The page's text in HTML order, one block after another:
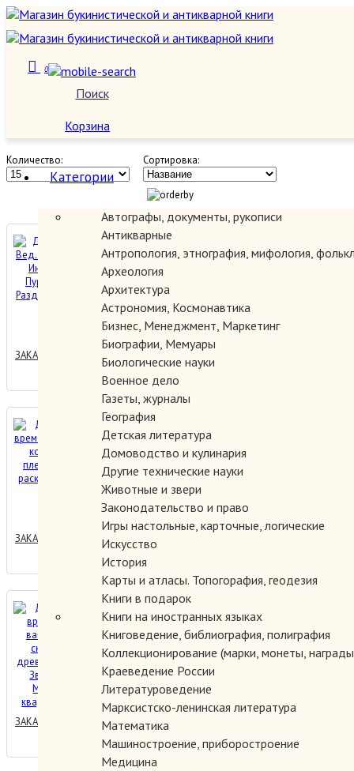
Поиск
0
Корзина
Категории
Автографы, документы, рукописи
Антикварные
Антропология, этнография, мифология,
Археология
Архитектура
Астрономия, Космонавтика
Бизнес, Менеджмент, Маркетинг
Биографии, Мемуары
Биологические науки
Военное дело
Газеты, журналы
География
Детская литература
Домоводство и кулинария
Другие технические науки
Животные и звери
Законодательство и право
Игры настольные, карточные, логические
Искусство
История
Карты и атласы. Топогорафия, геодезия
Книги в подарок
Книги на иностранных языках
Книговедение, библиография, полиграфия
Коллекционирование (марки, монеты,
Краеведение России
Литературоведение
Марксистско-ленинская литература
Математика
Машиностроение, приборостроение
Медицина
Магия, оккультизм, астрология
Количество: Сортировка:
Древние тексты Вед. Мифы
Древней Индии. Сканда
Пурана. Книга 1. Раздел 2.
Главы 7-13
200.00 руб.
ЗАКАЗАТЬ
Древняя книга времени
Утраченные коды времени
племени Майя 90 раскладов
часть 3.
400.00 руб.
ЗАКАЗАТЬ
Древняя книга времени.
Карта вашего имени и
скрытая в нем древняя
символика Звезда магии.
Мистические квадраты.
Часть 5
500.00 руб.
ЗАКАЗАТЬ